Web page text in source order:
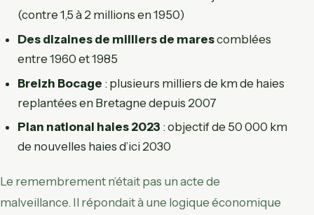
(contre 1,5 à 2 millions en 1950)
Des dizaines de milliers de marescomblées
entre 1960 et 1985
Breizh Bocage : plusieurs milliers de km de haies
replantées en Bretagne depuis 2007
Plan national haies 2023 : objectif de 50 000 km
de nouvelles haies d’ici 2030
Le remembrement n’était pas un acte de
malveillance. Il répondait à une logique économique